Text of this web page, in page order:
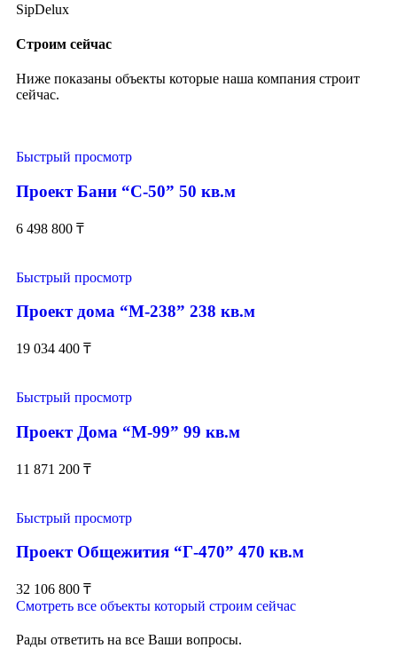
SipDelux
Строим сейчас
Ниже показаны объекты которые наша компания строит
сейчас.
Быстрый просмотр
Проект Бани “С-50” 50 кв.м
6 498 800 ₸
Быстрый просмотр
Проект дома “М-238” 238 кв.м
19 034 400 ₸
Быстрый просмотр
Проект Дома “М-99” 99 кв.м
11 871 200 ₸
Быстрый просмотр
Проект Общежития “Г-470” 470 кв.м
32 106 800 ₸
Смотреть все объекты который строим сейчас
Рады ответить на все Ваши вопросы.